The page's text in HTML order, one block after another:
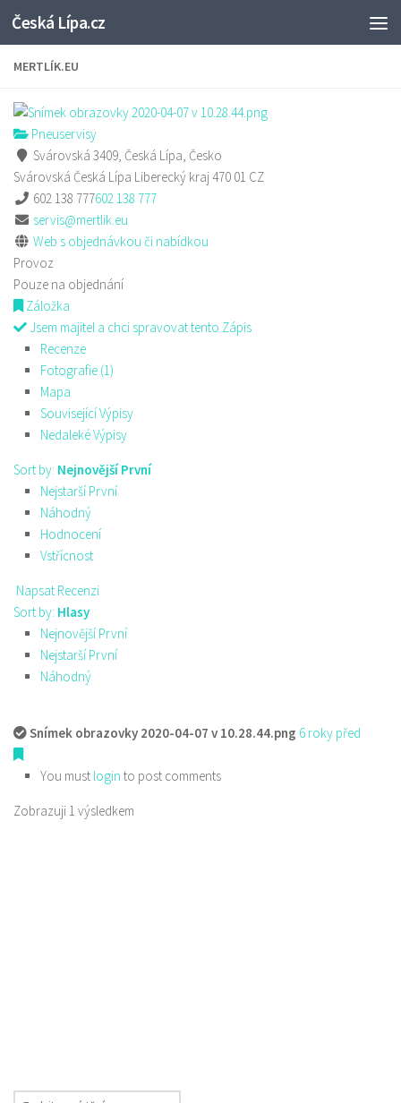
Skip to content
Česká Lípa.cz
MERTLÍK.EU
Pneuservisy
Svárovská 3409, Česká Lípa, Česko
Svárovská Česká Lípa Liberecký kraj470 01 CZ
602 138 777602 138 777
servis@mertlik.eu
Web s objednávkou či nabídkou
Provoz
Pouze na objednání
Záložka
Jsem majitel a chci spravovat tento Zápis
Recenze
Fotografie (1)
Mapa
Související Výpisy
Nedaleké Výpisy
Sort by: Nejnovější První
Nejstarší První
Náhodný
Hodnocení
Vstřícnost
Napsat Recenzi
Sort by: Hlasy
Nejnovější První
Nejstarší První
Náhodný
Snímek obrazovky 2020-04-07 v 10.28.44.png 6 roky před
You must login to post comments
Zobrazuji 1 výsledkem